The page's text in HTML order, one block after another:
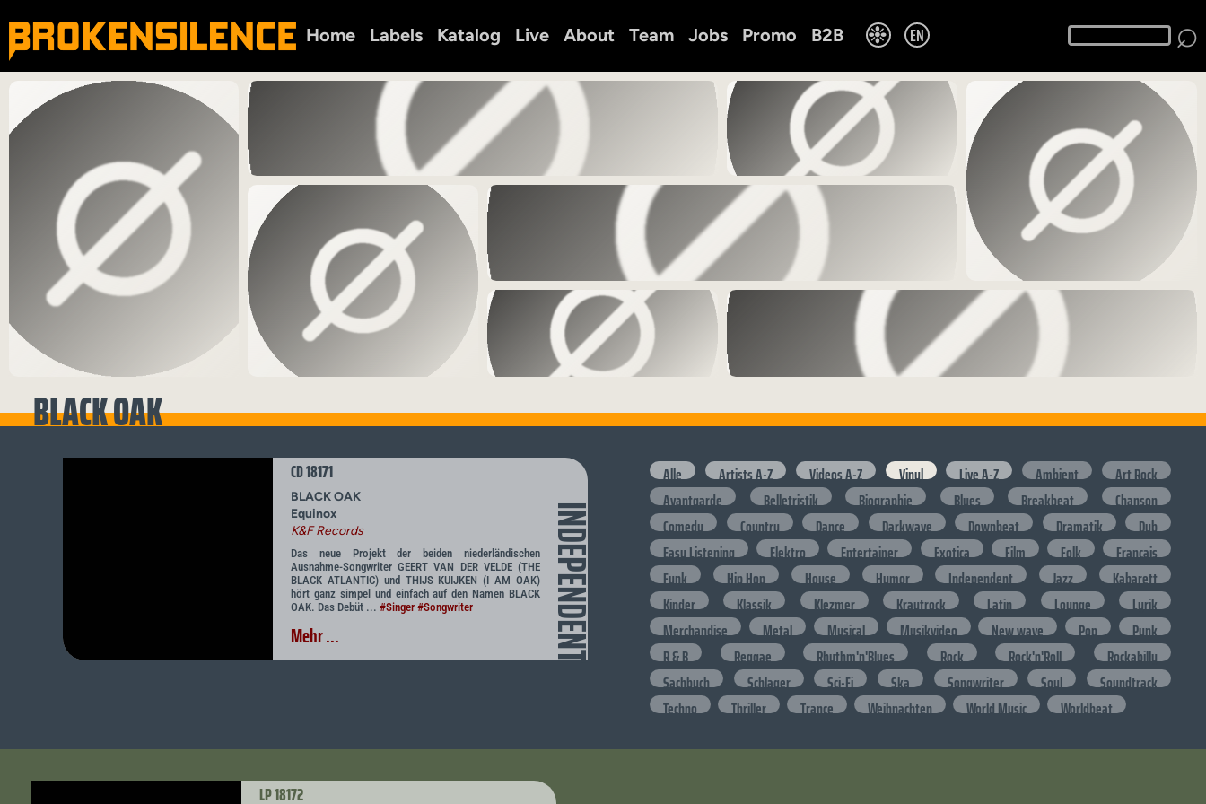
Home Labels Katalog Live About Team Jobs Promo B2B ❉ EN ⌕
BLACK OAK
CD 18171
INDEPENDENT
BLACK OAK
Equinox
K&F Records
Das neue Projekt der beiden niederländischen
Ausnahme-Songwriter GEERT VAN DER VELDE (THE
BLACK ATLANTIC) und THIJS KUIJKEN (I AM OAK)
hört ganz simpel und einfach auf den Namen BLACK
OAK. Das Debüt ... #Singer #Songwriter
Mehr ...
Alle Artists A-Z Videos A-Z Vinyl Live A-Z Ambient
Art Rock
Avantgarde
Belletristik Biographie Blues Breakbeat
Chanson
Comedy
Country Dance Darkwave Downbeat Dramatik
Dub
Easy Listening
Elektro Entertainer Exotica Film Folk
Francais
Funk
Hip Hop House Humor Independent Jazz
Kabarett
Kinder
Klassik Klezmer Krautrock Latin Lounge
Lyrik
Merchandise
Metal Musical Musikvideo New wave Pop
Punk
R & B
Reggae Rhythm'n'Blues Rock Rock'n'Roll
Rockabilly
Sachbuch
Schlager Sci-Fi Ska Songwriter Soul
Soundtrack
Techno
Thriller Trance Weihnachten World Music Worldbeat
LP 18172